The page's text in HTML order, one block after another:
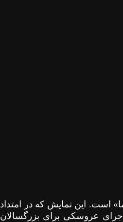
است. این نمایش که در امتداد
عروسکی برای بزرگسالان